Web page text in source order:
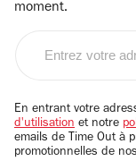
moment.
email
En entrant votre
d'utilisation et notre
emails de Time Out à
promotionnelles de